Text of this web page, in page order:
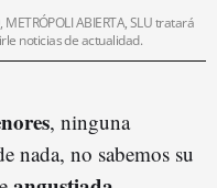
ABIERTA, SLU tratará
noticias de actualidad.
, ninguna
nada, no sabemos su